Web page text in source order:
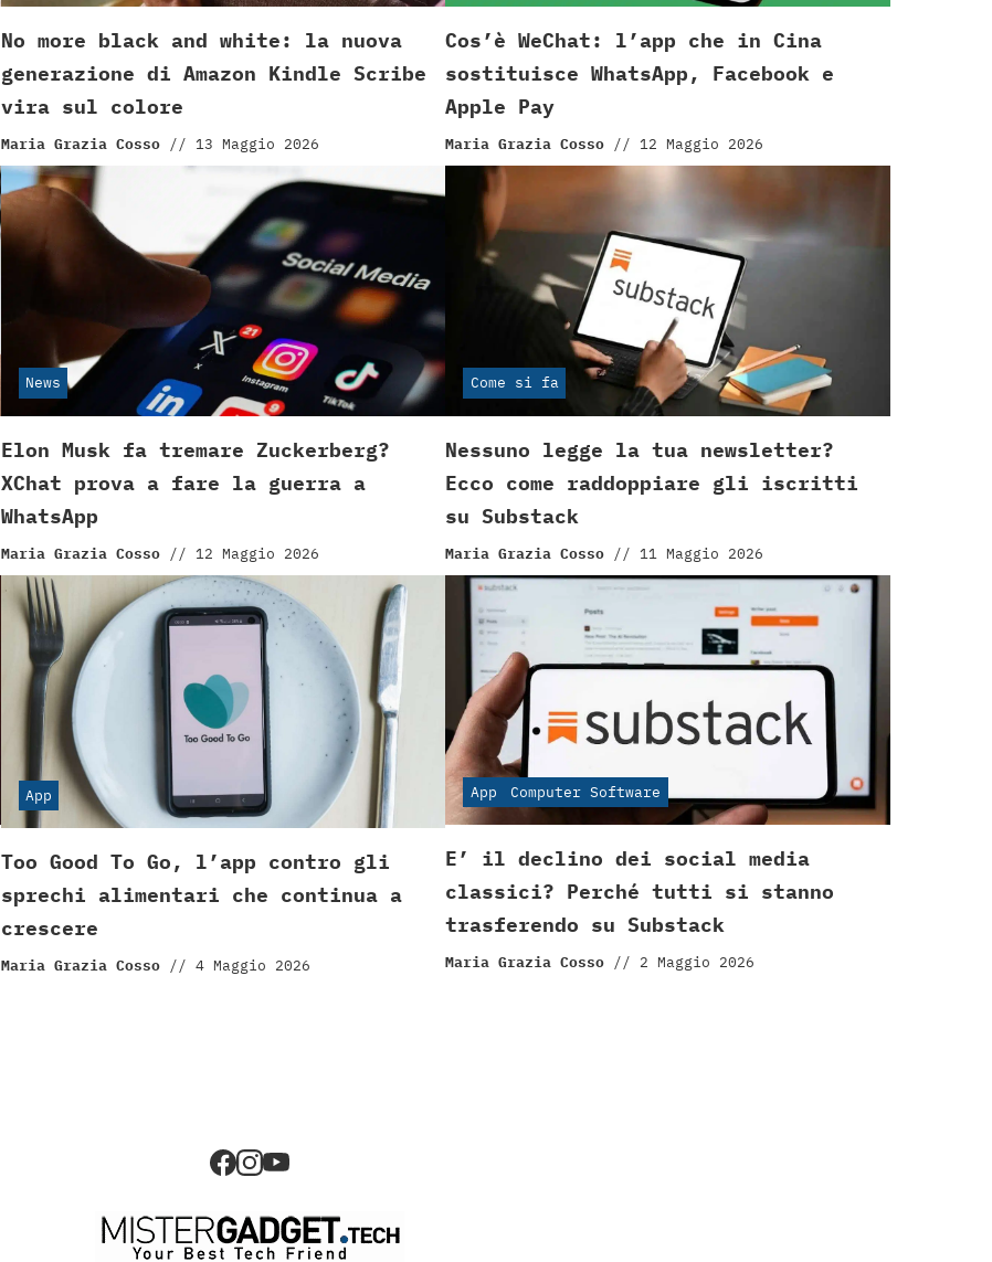
No more black and white: la nuova
generazione di Amazon Kindle Scribe
vira sul colore
Maria Grazia Cosso // 13 Maggio 2026
Cos’è WeChat: l’app che in Cina
sostituisce WhatsApp, Facebook e
Apple Pay
Maria Grazia Cosso // 12 Maggio 2026
News
Elon Musk fa tremare Zuckerberg?
XChat prova a fare la guerra a
WhatsApp
Maria Grazia Cosso // 12 Maggio 2026
Come si fa
Nessuno legge la tua newsletter?
Ecco come raddoppiare gli iscritti
su Substack
Maria Grazia Cosso // 11 Maggio 2026
App
Too Good To Go, l’app contro gli
sprechi alimentari che continua a
crescere
Maria Grazia Cosso // 4 Maggio 2026
App Computer Software
E’ il declino dei social media
classici? Perché tutti si stanno
trasferendo su Substack
Maria Grazia Cosso // 2 Maggio 2026